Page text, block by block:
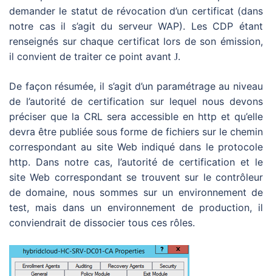
demander le statut de révocation d’un certificat (dans
notre cas il s’agit du serveur WAP). Les CDP étant
renseignés sur chaque certificat lors de son émission,
il convient de traiter ce point avant J.
De façon résumée, il s’agit d’un paramétrage au niveau
de l’autorité de certification sur lequel nous devons
préciser que la CRL sera accessible en http et qu’elle
devra être publiée sous forme de fichiers sur le chemin
correspondant au site Web indiqué dans le protocole
http. Dans notre cas, l’autorité de certification et le
site Web correspondant se trouvent sur le contrôleur
de domaine, nous sommes sur un environnement de
test, mais dans un environnement de production, il
conviendrait de dissocier tous ces rôles.